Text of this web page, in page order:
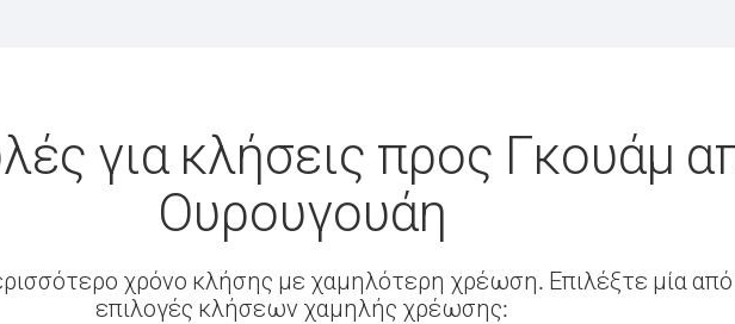
για κλήσεις προς Γκουάμ
Ουρουγουάη
χρόνο κλήσης με χαμηλότερη χρέωση. Επιλέξτε μία από
επιλογές κλήσεων χαμηλής χρέωσης: